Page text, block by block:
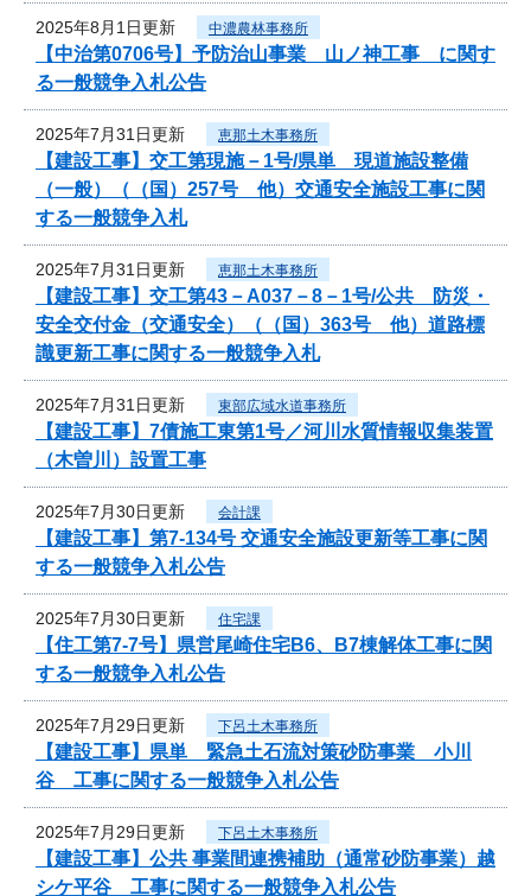
2025年8月1日更新 中濃農林事務所
【中治第0706号】予防治山事業 山ノ神工事 に関す
る一般競争入札公告
2025年7月31日更新 恵那土木事務所
【建設工事】交工第現施－1号/県単 現道施設整備
（一般）（（国）257号 他）交通安全施設工事に関
する一般競争入札
2025年7月31日更新 恵那土木事務所
【建設工事】交工第43－A037－8－1号/公共 防災・
安全交付金（交通安全）（（国）363号 他）道路標
識更新工事に関する一般競争入札
2025年7月31日更新 東部広域水道事務所
【建設工事】7債施工東第1号／河川水質情報収集装置
（木曽川）設置工事
2025年7月30日更新 会計課
【建設工事】第7-134号 交通安全施設更新等工事に関
する一般競争入札公告
2025年7月30日更新 住宅課
【住工第7-7号】県営尾崎住宅B6、B7棟解体工事に関
する一般競争入札公告
2025年7月29日更新 下呂土木事務所
【建設工事】県単 緊急土石流対策砂防事業 小川
谷 工事に関する一般競争入札公告
2025年7月29日更新 下呂土木事務所
【建設工事】公共 事業間連携補助（通常砂防事業）越
シケ平谷 工事に関する一般競争入札公告